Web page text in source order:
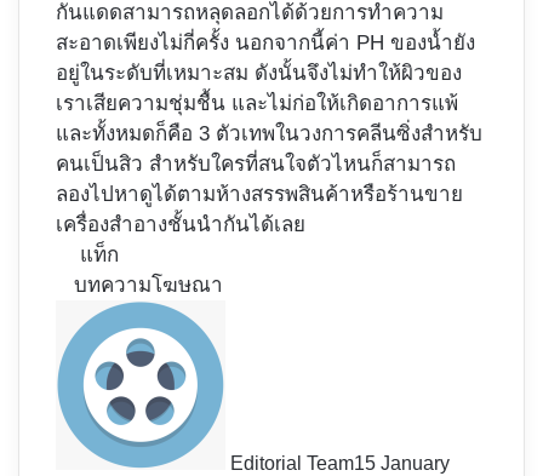
กันแดดสามารถหลุดลอกได้ด้วยการทำความ
สะอาดเพียงไม่กี่ครั้ง นอกจากนี้ค่า PH ของน้ำยัง
อยู่ในระดับที่เหมาะสม ดังนั้นจึงไม่ทำให้ผิวของ
เราเสียความชุ่มชื้น และไม่ก่อให้เกิดอาการแพ้
และทั้งหมดก็คือ 3 ตัวเทพในวงการคลีนซิ่งสำหรับ
คนเป็นสิว สำหรับใครที่สนใจตัวไหนก็สามารถ
ลองไปหาดูได้ตามห้างสรรพสินค้าหรือร้านขาย
เครื่องสำอางชั้นนำกันได้เลย
แท็ก
บทความโฆษณา
Editorial Team15 January